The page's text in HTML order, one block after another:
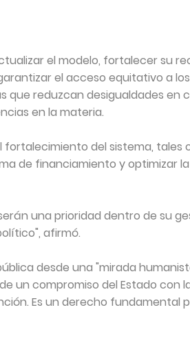
el modelo, fortalecer su
el acceso equitativo a
que reduzcan desigualdades en
en la materia.
del sistema, tales
de financiamiento y optimizar
una prioridad dentro de su
afirmó.
desde una "mirada
un compromiso del Estado con
Es un derecho fundamental